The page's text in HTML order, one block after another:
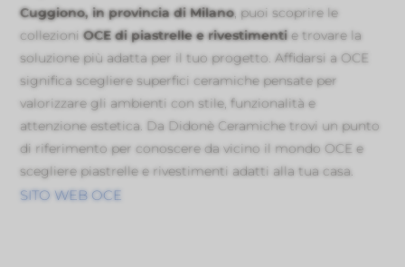
Cuggiono, in provincia di Milano, puoi scoprire le
collezioniOCE di piastrelle e rivestimenti e trovare la
soluzione più adatta per il tuo progetto. Affidarsi a OCE
significa scegliere superfici ceramiche pensate per
valorizzare gli ambienti con stile, funzionalità e
attenzione estetica. Da Didonè Ceramiche trovi un punto
di riferimento per conoscere da vicino il mondo OCE e
scegliere piastrelle e rivestimenti adatti alla tua casa.
SITO WEB OCE